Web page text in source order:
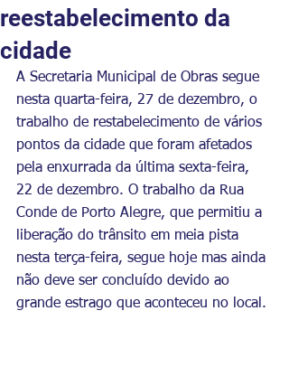
reestabelecimento da
cidade
A Secretaria Municipal de Obras segue
nesta quarta-feira, 27 de dezembro, o
trabalho de restabelecimento de vários
pontos da cidade que foram afetados
pela enxurrada da última sexta-feira,
22 de dezembro. O trabalho da Rua
Conde de Porto Alegre, que permitiu a
liberação do trânsito em meia pista
nesta terça-feira, segue hoje mas ainda
não deve ser concluído devido ao
grande estrago que aconteceu no local.